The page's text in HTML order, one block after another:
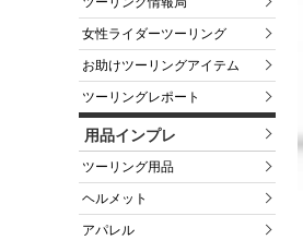
女性ライダーツーリング
お助けツーリングアイテム
ツーリングレポート
用品インプレ
ツーリング用品
ヘルメット
アパレル